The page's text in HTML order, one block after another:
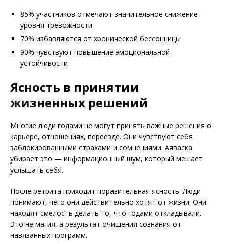
85% участников отмечают значительное снижение
уровня тревожности
70% избавляются от хронической бессонницы
90% чувствуют повышение эмоциональной
устойчивости
Ясность в принятии
жизненных решений
Многие люди годами не могут принять важные решения о
карьере, отношениях, переезде. Они чувствуют себя
заблокированными страхами и сомнениями. Аяваска
убирает это — информационный шум, который мешает
услышать себя.
После ретрита приходит поразительная ясность. Люди
понимают, чего они действительно хотят от жизни. Они
находят смелость делать то, что годами откладывали.
Это не магия, а результат очищения сознания от
навязанных программ.